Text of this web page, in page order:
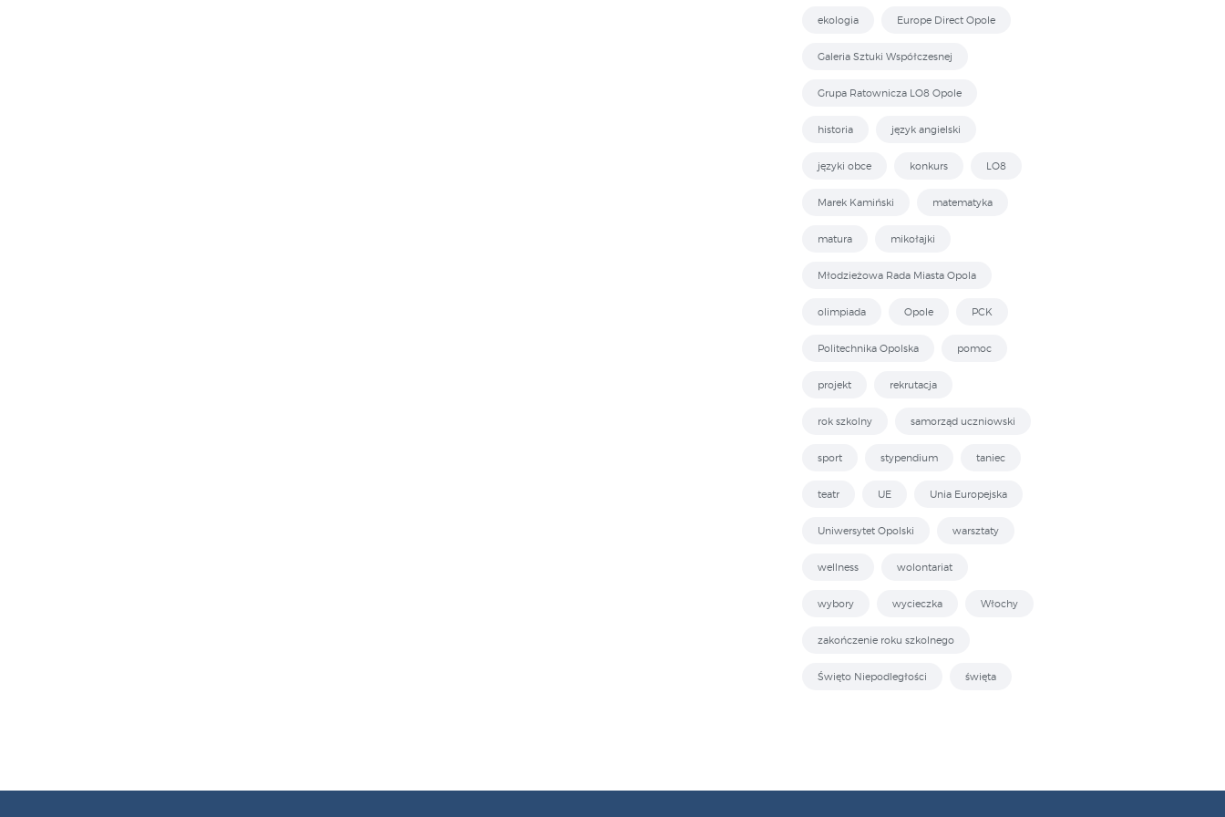
ekologia Europe Direct Opole
Galeria Sztuki Współczesnej
Grupa Ratownicza LO8 Opole
historia język angielski
języki obce konkurs LO8
Marek Kamiński matematyka
matura mikołajki
Młodzieżowa Rada Miasta Opola
olimpiada Opole PCK
Politechnika Opolska pomoc
projekt rekrutacja
rok szkolny samorząd uczniowski
sport stypendium taniec
teatr UE Unia Europejska
Uniwersytet Opolski warsztaty
wellness wolontariat
wybory wycieczka Włochy
zakończenie roku szkolnego
Święto Niepodległości święta